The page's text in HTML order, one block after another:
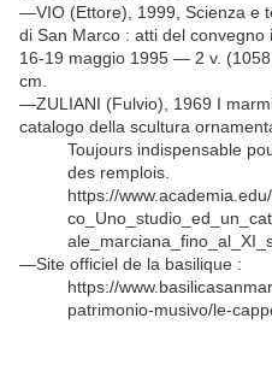
—VIO (Ettore), 1999, Scienza e
di San Marco : atti del convegno
16-19 maggio 1995 — 2 v.
cm.
—ZULIANI (Fulvio), 1969 I
catalogo della scultura
Toujours indispensable
des remplois.
https://
—Site officiel de la basilique :
https://
patrimonio-musivo/le-